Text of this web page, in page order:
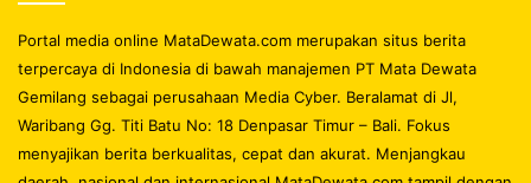
Portal media online MataDewata.com merupakan situs berita
terpercaya di Indonesia di bawah manajemen PT Mata Dewata
Gemilang sebagai perusahaan Media Cyber. Beralamat di Jl,
Waribang Gg. Titi Batu No: 18 Denpasar Timur – Bali. Fokus
menyajikan berita berkualitas, cepat dan akurat. Menjangkau